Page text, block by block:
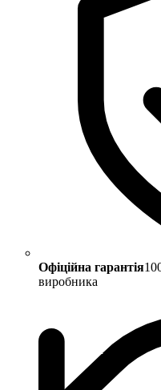
Офіційна гарантія
виробника